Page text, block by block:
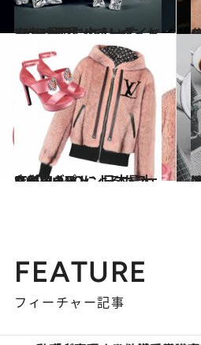
2020.2.16
史上2番目に大きいダイヤ1758ct発見 ルイ・ヴィトンのハイジュエリーに
ファッション ル
2020.1.14
ルイ・ヴィトン日本最大店がオープン SUGALABOによるカフェも併設！
ファッション 憧れラ
FEATURE
フィーチャー記事